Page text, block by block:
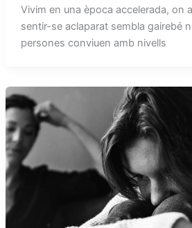
Vivim en una època accelerada, on
sentir-se aclaparat sembla gairebé
persones conviuen amb nivells